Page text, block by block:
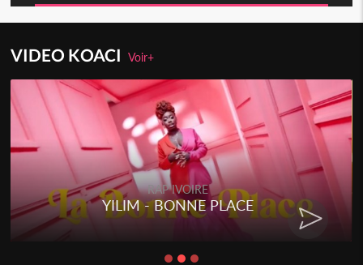
VIDEO KOACIVoir+
RAP IVOIRE
YILIM - BONNE PLACE